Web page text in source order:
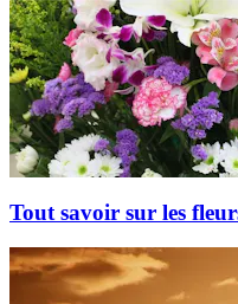
Tout savoir sur les